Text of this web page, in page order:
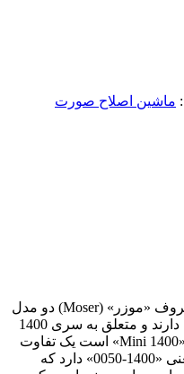
ماشین اصلاح صورت
از میان ماشین‌های اصلاح شرکت معروف «موزر» (Moser) دو مدل
از بقیه آشناتر هستند که رنگ زرشکی دارند و متعلق به سری 1400
این شرکت هستند. مدل کوچک‌تر که «1400 Mini» است یک تفاوت
ظاهری آشکار با برادر بزرگ‌تر خود یعنی «1400-0050» دارد که